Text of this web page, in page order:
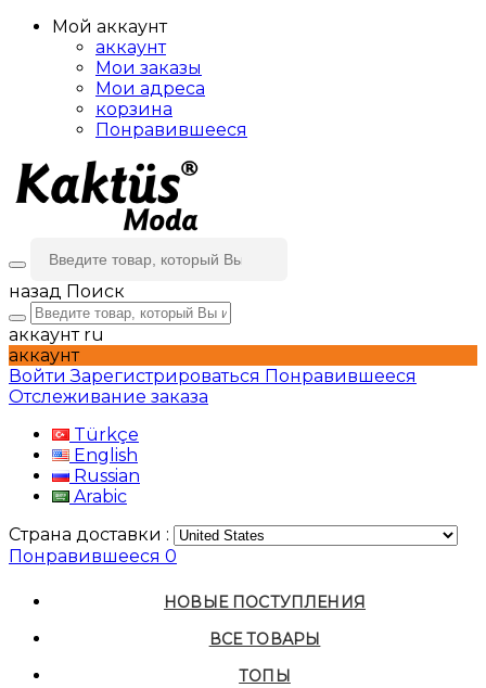
Мой аккаунт
аккаунт
Мои заказы
Мои адреса
корзина
Понравившееся
назад Поиск
аккаунт ru
аккаунт
ВойтиЗарегистрироваться Понравившееся
Отслеживание заказа
Türkçe
English
Russian
Arabic
Страна доставки :
Понравившееся 0
НОВЫЕ ПОСТУПЛЕНИЯ
ВСЕ ТОВАРЫ
ТОПЫ